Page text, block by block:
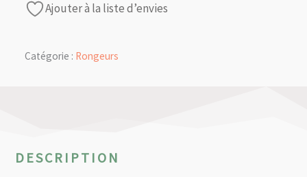
Ajouter à la liste d’envies
Catégorie : Rongeurs
DESCRIPTION